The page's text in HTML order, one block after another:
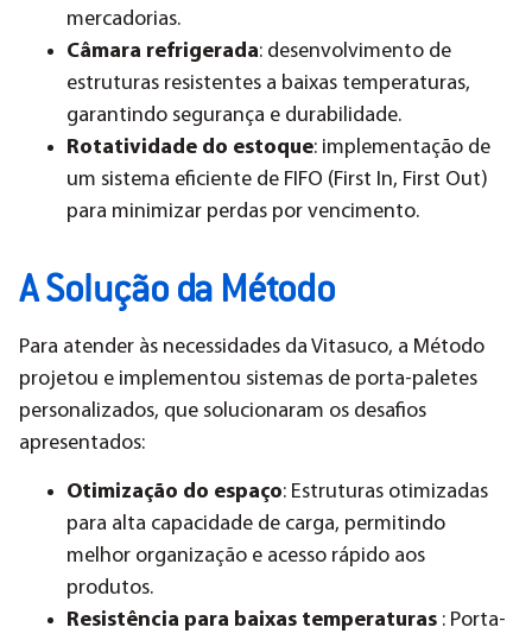
mercadorias.
Câmara refrigerada: desenvolvimento de
estruturas resistentes a baixas temperaturas,
garantindo segurança e durabilidade.
Rotatividade do estoque: implementação de
um sistema eficiente de FIFO (First In, First Out)
para minimizar perdas por vencimento.
A Solução da Método
Para atender às necessidades da Vitasuco, a Método
projetou e implementou sistemas de porta-paletes
personalizados, que solucionaram os desafios
apresentados:
Otimização do espaço: Estruturas otimizadas
para alta capacidade de carga, permitindo
melhor organização e acesso rápido aos
produtos.
Resistência para baixas temperaturas : Porta-